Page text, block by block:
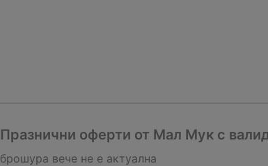
Празнични оферти от Мал Мук с
брошура вече не е актуална